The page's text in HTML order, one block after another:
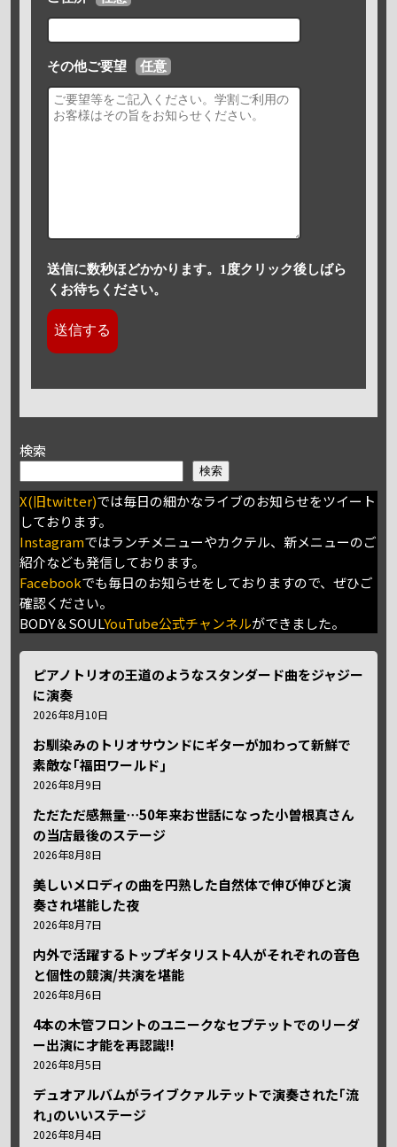
その他ご要望 任意
送信に数秒ほどかかります。1度クリック後しばら
くお待ちください。
検索
検索
X(旧twitter)では毎日の細かなライブのお知らせをツイート
しております。
Instagramではランチメニューやカクテル、新メニューのご
紹介なども発信しております。
Facebookでも毎日のお知らせをしておりますので、ぜひご
確認ください。
BODY＆SOULYouTube公式チャンネルができました。
ピアノトリオの王道のようなスタンダード曲をジャジー
に演奏
2026年8月10日
お馴染みのトリオサウンドにギターが加わって新鮮で
素敵な｢福田ワールド｣
2026年8月9日
ただただ感無量⋯50年来お世話になった小曽根真さん
の当店最後のステージ
2026年8月8日
美しいメロディの曲を円熟した自然体で伸び伸びと演
奏され堪能した夜
2026年8月7日
内外で活躍するトップギタリスト4人がそれぞれの音色
と個性の競演/共演を堪能
2026年8月6日
4本の木管フロントのユニークなセプテットでのリーダ
ー出演に才能を再認識!!
2026年8月5日
デュオアルバムがライブクァルテットで演奏された｢流
れ｣のいいステージ
2026年8月4日